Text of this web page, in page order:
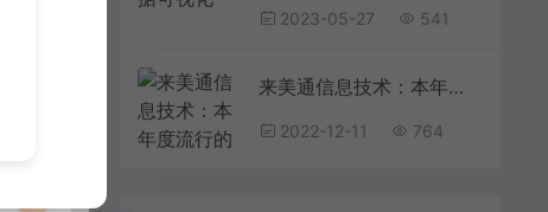
2023-05-27 541
来美通信息技术：本年度流行的网页设计风格
2022-12-11 764